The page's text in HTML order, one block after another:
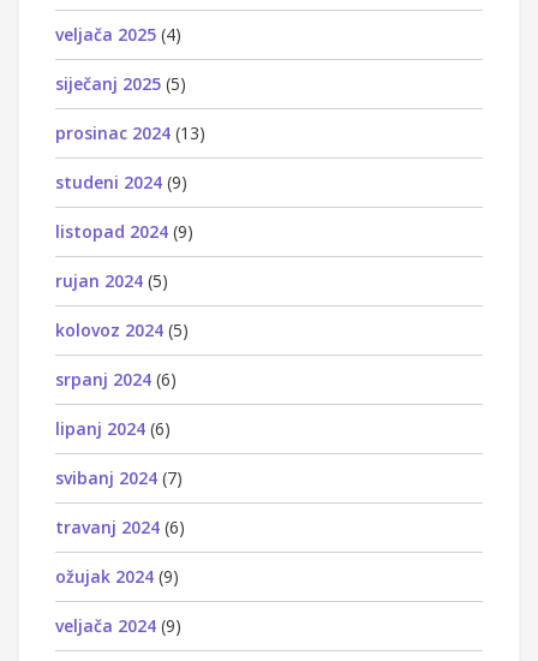
veljača 2025 (4)
siječanj 2025 (5)
prosinac 2024 (13)
studeni 2024 (9)
listopad 2024 (9)
rujan 2024 (5)
kolovoz 2024 (5)
srpanj 2024 (6)
lipanj 2024 (6)
svibanj 2024 (7)
travanj 2024 (6)
ožujak 2024 (9)
veljača 2024 (9)